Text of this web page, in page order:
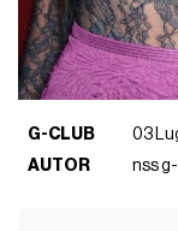
G-CLUB
03
AUTOR
nss